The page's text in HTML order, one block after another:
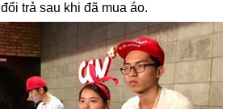
trả sau khi đã mua áo.